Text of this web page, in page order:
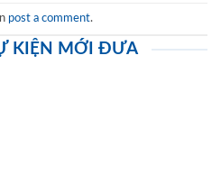
post a comment.
KIỆN MỚI ĐƯA